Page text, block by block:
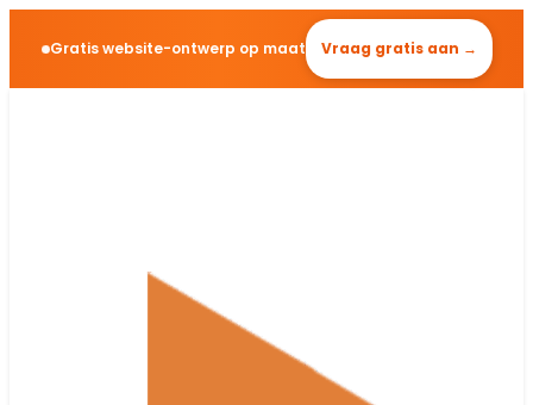
Gratis website-ontwerp op maat Vraag gratis aan →